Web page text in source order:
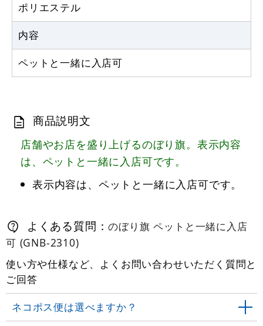
ポリエステル
内容
ペットと一緒に入店可
商品説明文
店舗やお店を盛り上げるのぼり旗。表示内容
は、ペットと一緒に入店可です。
表示内容は、ペットと一緒に入店可です。
よくある質問：のぼり旗 ペットと一緒に入店
可 (GNB-2310)
使い方や仕様など、よくお問い合わせいただく質問と
ご回答
ネコポス便は選べますか？